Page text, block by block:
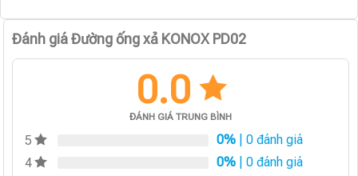
Đánh giá Đường ống xả KONOX PD02
0.0
ĐÁNH GIÁ TRUNG BÌNH
5 0% | 0 đánh giá
4
0% | 0 đánh giá